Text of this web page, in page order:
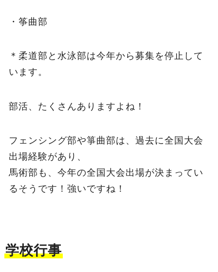
・筝曲部
＊柔道部と水泳部は今年から募集を停止して
います。
部活、たくさんありますよね！
フェンシング部や箏曲部は、過去に全国大会
出場経験があり、
馬術部も、今年の全国大会出場が決まってい
るそうです！強いですね！
学校行事